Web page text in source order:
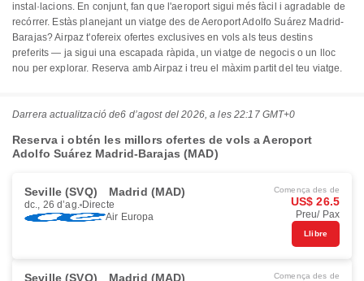
instal·lacions. En conjunt, fan que l'aeroport sigui més fàcil i agradable de
recórrer. Estàs planejant un viatge des de Aeroport Adolfo Suárez Madrid-
Barajas? Airpaz t'ofereix ofertes exclusives en vols als teus destins
preferits — ja sigui una escapada ràpida, un viatge de negocis o un lloc
nou per explorar. Reserva amb Airpaz i treu el màxim partit del teu viatge.
Darrera actualització de6 d’agost del 2026, a les 22:17 GMT+0
Reserva i obtén les millors ofertes de vols a Aeroport
Adolfo Suárez Madrid-Barajas (MAD)
Seville (SVQ) Madrid (MAD)
dc., 26 d’ag. Directe
Air Europa
Comença des de
US$ 26.5
Preu/ Pax
Llibre
Seville (SVQ) Madrid (MAD) Comença des de